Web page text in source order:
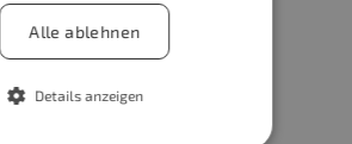
Alle ablehnen
Details anzeigen